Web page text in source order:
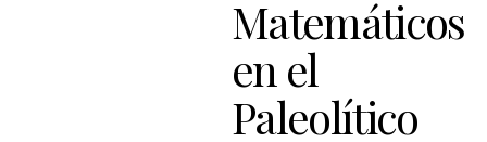
Matemáticos
en el
Paleolítico